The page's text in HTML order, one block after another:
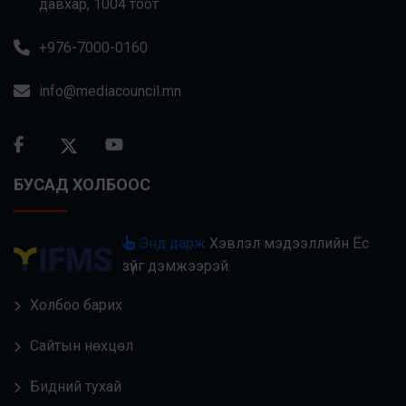
давхар, 1004 тоот
+976-7000-0160
info@mediacouncil.mn
БУСАД ХОЛБООС
Энд дарж Хэвлэл мэдээллийн Ёс
зүйг дэмжээрэй.
Холбоо барих
Сайтын нөхцөл
Бидний тухай